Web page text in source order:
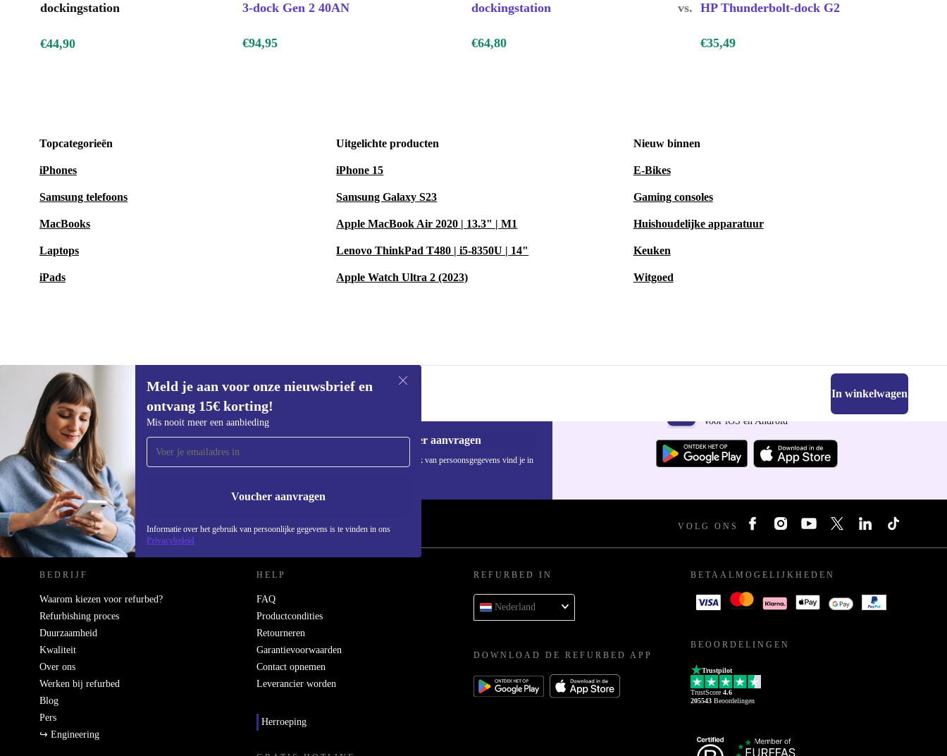
dockingstation
3-dock Gen 2 40AN
dockingstation
vs. HP Thunderbolt-dock G2
€44,90 €94,95 €64,80 €35,49
Topcategorieën
iPhones
Samsung telefoons
MacBooks
Laptops
iPads
Uitgelichte producten
iPhone 15
Samsung Galaxy S23
Apple MacBook Air 2020 | 13.3" | M1
Lenovo ThinkPad T480 | i5-8350U | 14"
Apple Watch Ultra 2 (2023)
Nieuw binnen
E-Bikes
Gaming consoles
Huishoudelijke apparatuur
Keuken
Witgoed
€44,90€249 In winkelwagen
Meld je aan voor onze nieuwsbrief en
ontvang 15€ korting!
Mis nooit meer een aanbieding
Voucher aanvragen
Informatie over het gebruik van persoonlijke gegevens is te vinden in ons
Privacybeleid
Meld je aan voor onze nieuwsbrief en
ontvang €15 korting!
Mis nooit meer een aanbieding.
Voucher aanvragen
Informatie over het gebruik van persoonsgegevens vind je in
Voor iOS en Android
REFURBED NEDERLAND - RETHINK NEW. VOLG ONS
BEDRIJF
Waarom kiezen voor refurbed?
Refurbishing proces
Duurzaamheid
Kwaliteit
Over ons
Werken bij refurbed
Blog
Pers
↪ Engineering
HELP
FAQ
Productcondities
Retourneren
Garantievoorwaarden
Contact opnemen
Leverancier worden
Herroeping
REFURBED IN
Nederland
DOWNLOAD DE REFURBED APP
BETAALMOGELIJKHEDEN
BEOORDELINGEN
Trustpilot
TrustScore 4.6
205543 Beoordelingen